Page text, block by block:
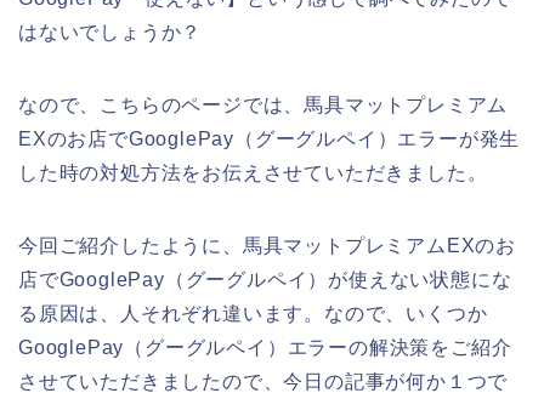
はないでしょうか？
なので、こちらのページでは、馬具マットプレミアム
EXのお店でGooglePay（グーグルペイ）エラーが発生
した時の対処方法をお伝えさせていただきました。
今回ご紹介したように、馬具マットプレミアムEXのお
店でGooglePay（グーグルペイ）が使えない状態にな
る原因は、人それぞれ違います。なので、いくつか
GooglePay（グーグルペイ）エラーの解決策をご紹介
させていただきましたので、今日の記事が何か１つで